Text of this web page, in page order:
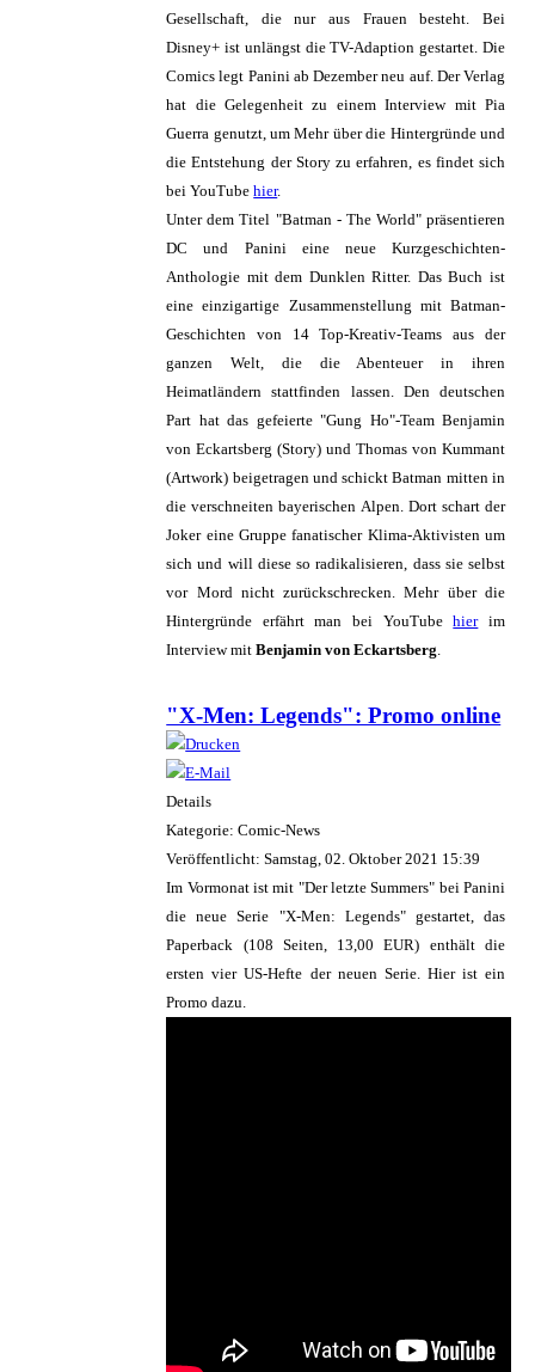
Gesellschaft, die nur aus Frauen besteht. Bei
Disney+ ist unlängst die TV-Adaption gestartet. Die
Comics legt Panini ab Dezember neu auf. Der Verlag
hat die Gelegenheit zu einem Interview mit Pia
Guerra genutzt, um Mehr über die Hintergründe und
die Entstehung der Story zu erfahren, es findet sich
bei YouTubehier.
Unter dem Titel "Batman - The World" präsentieren
DC und Panini eine neue Kurzgeschichten-
Anthologie mit dem Dunklen Ritter. Das Buch ist
eine einzigartige Zusammenstellung mit Batman-
Geschichten von 14 Top-Kreativ-Teams aus der
ganzen Welt, die die Abenteuer in ihren
Heimatländern stattfinden lassen. Den deutschen
Part hat das gefeierte "Gung Ho"-Team Benjamin
von Eckartsberg (Story) und Thomas von Kummant
(Artwork) beigetragen und schickt Batman mitten in
die verschneiten bayerischen Alpen. Dort schart der
Joker eine Gruppe fanatischer Klima-Aktivisten um
sich und will diese so radikalisieren, dass sie selbst
vor Mord nicht zurückschrecken. Mehr über die
Hintergründe erfährt man bei YouTubehierim
Interview mitBenjamin von Eckartsberg
"X-Men: Legends": Promo online
Details
Kategorie: Comic-News
Veröffentlicht: Samstag, 02. Oktober 2021 15:39
Im Vormonat ist mit "Der letzte Summers" bei Panini
die neue Serie "X-Men: Legends" gestartet, das
Paperback (108 Seiten, 13,00 EUR) enthält die
ersten vier US-Hefte der neuen Serie. Hier ist ein
Promo dazu.